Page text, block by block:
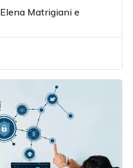
Elena Matrigiani e